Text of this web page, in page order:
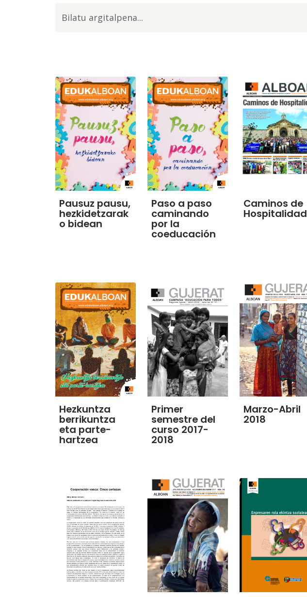
Pausuz pausu,
hezkidetzarak
o bidean
Paso a paso
caminando
por la
coeducación
Caminos de
Hospitalidad
Hezkuntza
berrikuntza
eta parte-
hartzea
Primer
semestre del
curso 2017-
2018
Marzo-Abril
2018